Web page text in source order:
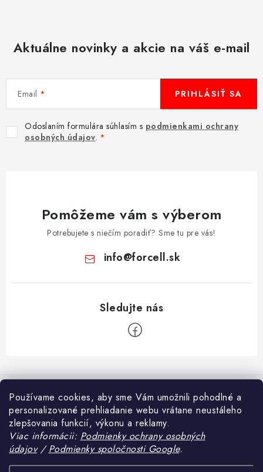
Používame cookies, aby sme Vám umožnili pohodlné a
personalizované prehliadanie webu vrátane neustáleho
zlepšovania funkcií, výkonu a reklamy.
Viac informácii: Podmienky ochrany osobných
údajov/Podmienky spoločnosti Google.
Aktuálne novinky a akcie na váš e-mail
Email
Odoslaním formulára súhlasím s podmienkami ochrany
osobných údajov.
PRIHLÁSIŤ SA
Pomôžeme vám s výberom
Potrebujete s niečím poradiť? Sme tu pre vás!
info@forcell.sk
á
Informácie pre vás
Doprava a platba
Ako nakupovať
Obchodné podmienky
Prijímame online platby
Blog